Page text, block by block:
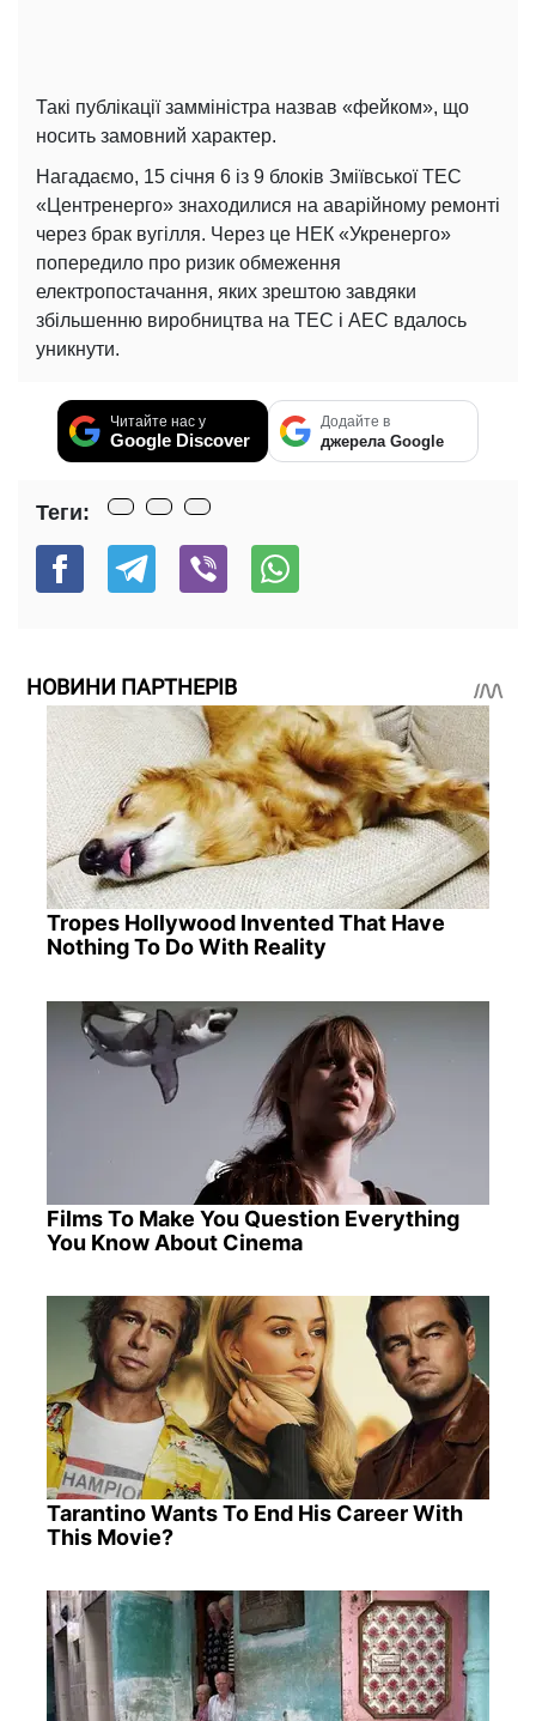
Такі публікації замміністра назвав «фейком», що
носить замовний характер.
Нагадаємо, 15 січня 6 із 9 блоків Зміївської ТЕС
«Центренерго» знаходилися на аварійному ремонті
через брак вугілля. Через це НЕК «Укренерго»
попередило про ризик обмеження
електропостачання, яких зрештою завдяки
збільшенню виробництва на ТЕС і АЕС вдалось
уникнути.
Читайте нас у
Google Discover
Додайте в
джерела Google
Теги:
НОВИНИ ПАРТНЕРІВ
Tropes Hollywood Invented That Have
Nothing To Do With Reality
Films To Make You Question Everything
You Know About Cinema
Tarantino Wants To End His Career With
This Movie?